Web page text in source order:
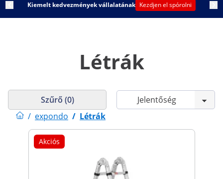
Kiemelt kedvezmények vállalatának Kezdjen el spórolni
Létrák
/ expondo / Létrák
Szűrő (0)
Akciós